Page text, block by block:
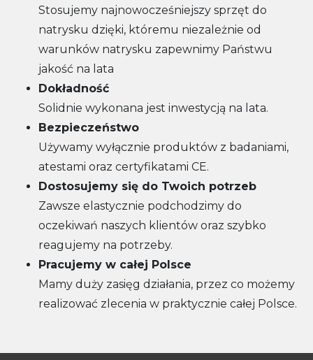
Stosujemy najnowocześniejszy sprzęt do
natrysku dzięki, któremu niezależnie od
warunków natrysku zapewnimy Państwu
jakość na lata
Dokładność
Solidnie wykonana jest inwestycją na lata.
Bezpieczeństwo
Używamy wyłącznie produktów z badaniami,
atestami oraz certyfikatami CE.
Dostosujemy się do Twoich potrzeb
Zawsze elastycznie podchodzimy do
oczekiwań naszych klientów oraz szybko
reagujemy na potrzeby.
Pracujemy w całej Polsce
Mamy duży zasięg działania, przez co możemy
realizować zlecenia w praktycznie całej Polsce.